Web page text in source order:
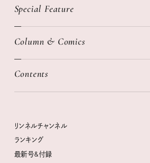
真夏のひんやりグッズ 2026
ニトリ・イケア・無印良品で賢くおしゃれなインテ
絶品、お餅レシピ大集合！
クラフトビール案内
Special Feature
2026年春夏 トレンドファッションニュース
女子旅おすすめスポット 暮らすように心地い
リンネル 暮らしの道具大賞
ナチュラルメイクレッスン
喜ばれる贈り物手帖
Column & Comics
ぐれいさん
中沢元紀の板前さん入門
空想喫茶トラノコクさんのあの店この店、喫茶
Contents
リンネル暮らし部
リンネルチャンネル
おぱんつ君のわくわく楽しい一週間占い
リンネルチャンネル
ランキング
最新号&付録